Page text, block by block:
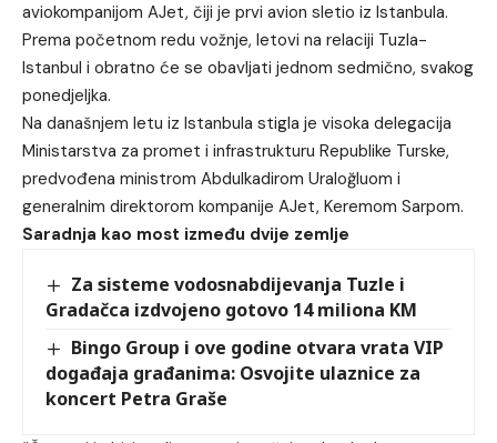
aviokompanijom AJet, čiji je prvi avion sletio iz Istanbula.
Prema početnom redu vožnje, letovi na relaciji Tuzla-
Istanbul i obratno će se obavljati jednom sedmično, svakog
ponedjeljka.
Na današnjem letu iz Istanbula stigla je visoka delegacija
Ministarstva za promet i infrastrukturu Republike Turske,
predvođena ministrom Abdulkadirom Uraloğluom i
generalnim direktorom kompanije AJet, Keremom Sarpom.
Saradnja kao most između dvije zemlje
Za sisteme vodosnabdijevanja Tuzle i
Gradačca izdvojeno gotovo 14 miliona KM
Bingo Group i ove godine otvara vrata VIP
događaja građanima: Osvojite ulaznice za
koncert Petra Graše